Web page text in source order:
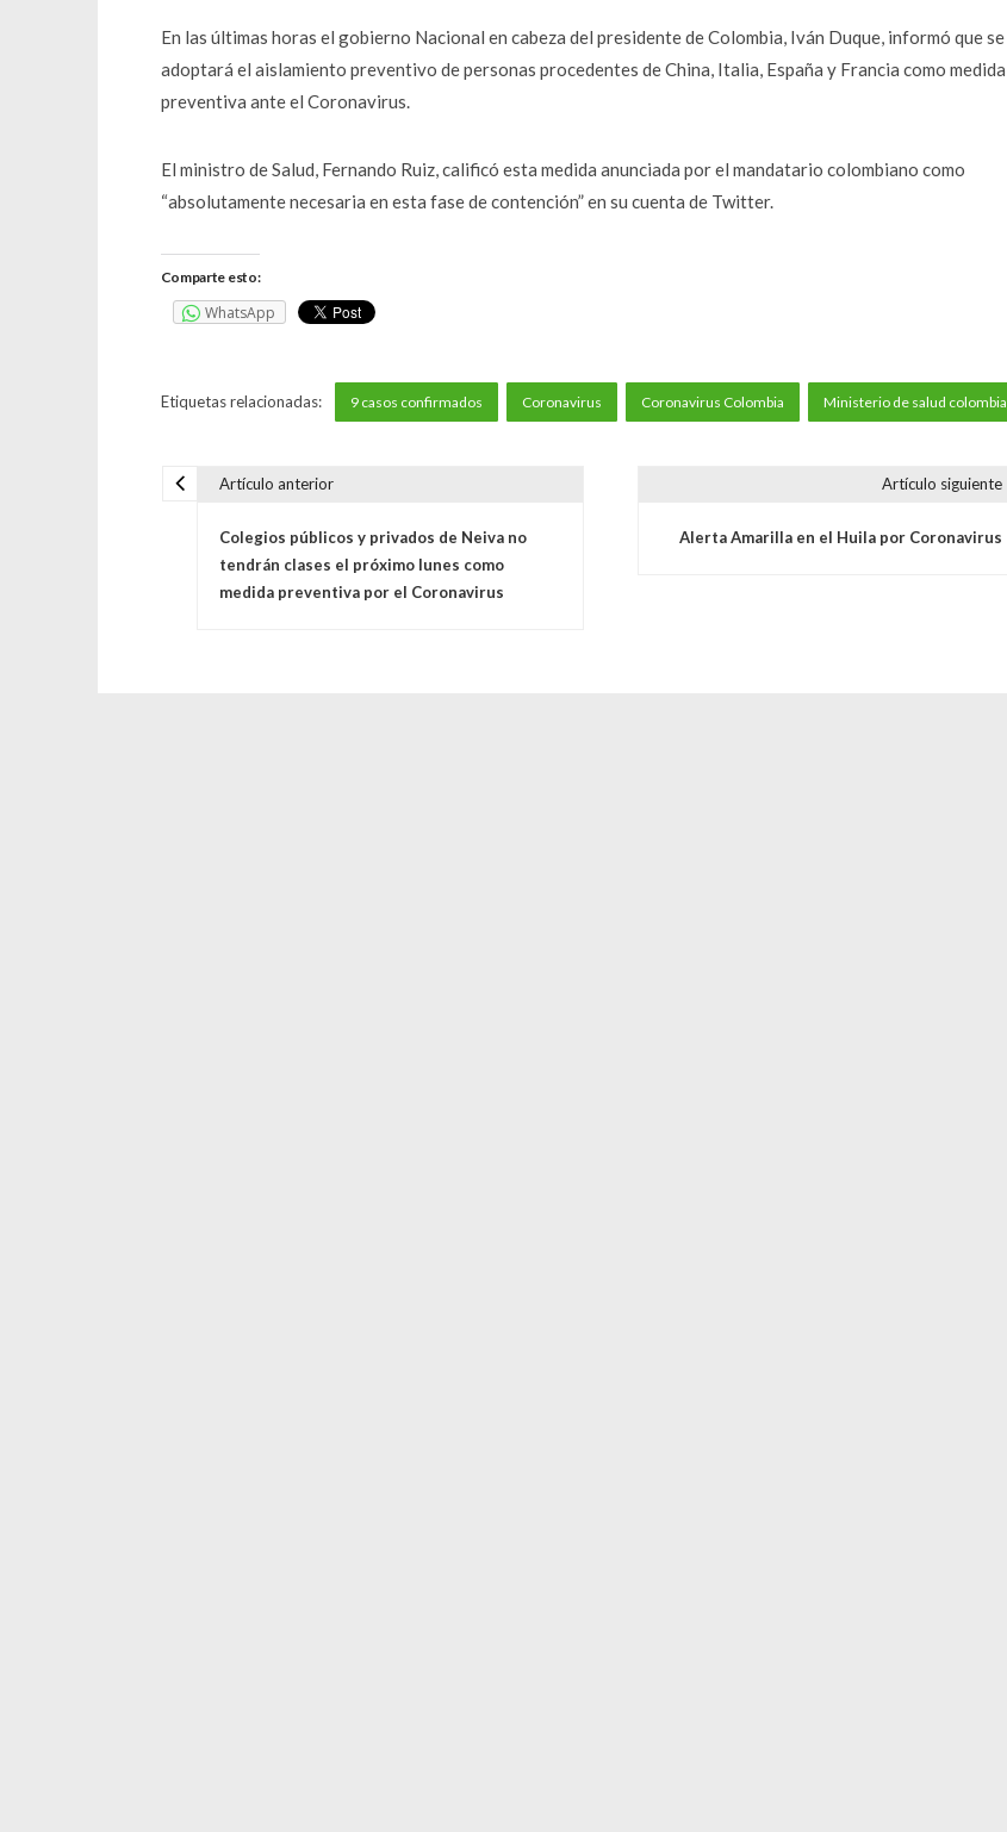
En las últimas horas el gobierno Nacional en cabeza del presidente de Colombia, Iván Duque, informó que se
adoptará el aislamiento preventivo de personas procedentes de China, Italia, España y Francia como medida
preventiva ante el Coronavirus.
El ministro de Salud, Fernando Ruiz, calificó esta medida anunciada por el mandatario colombiano como
“absolutamente necesaria en esta fase de contención” en su cuenta de Twitter.
Comparte esto:
WhatsApp
Etiquetas relacionadas: 9 casos confirmados Coronavirus Coronavirus Colombia Ministerio de salud colombia
Artículo anterior
Colegios públicos y privados de Neiva no
tendrán clases el próximo lunes como
medida preventiva por el Coronavirus
Artículo siguiente
Alerta Amarilla en el Huila por Coronavirus